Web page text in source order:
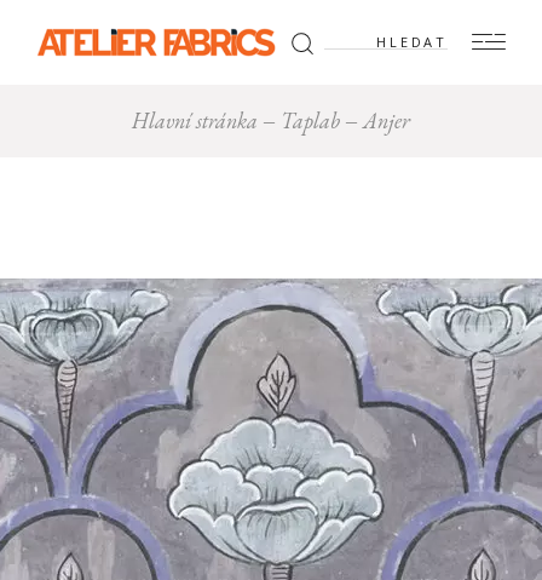
Hledat:
Hlavní stránka Taplab Anjer